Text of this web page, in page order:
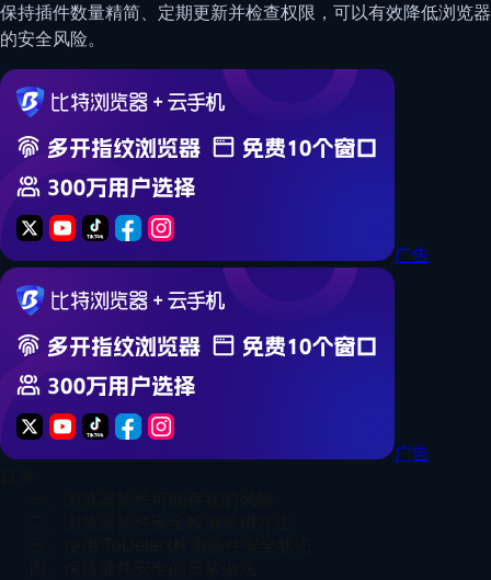
保持插件数量精简、定期更新并检查权限，可以有效降低浏览器
的安全风险。
广告
广告